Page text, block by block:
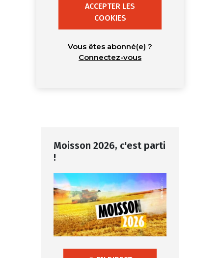
ACCEPTER LES
COOKIES
Vous êtes abonné(e) ?
Connectez-vous
Moisson 2026, c'est parti
!